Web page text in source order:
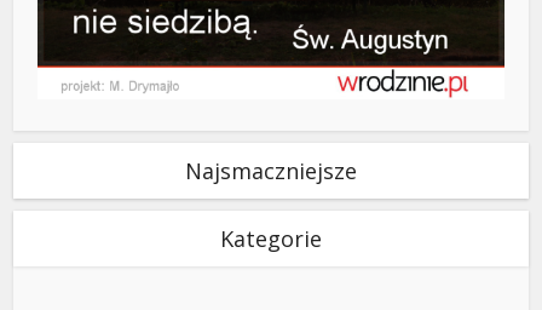
Najsmaczniejsze
Kategorie